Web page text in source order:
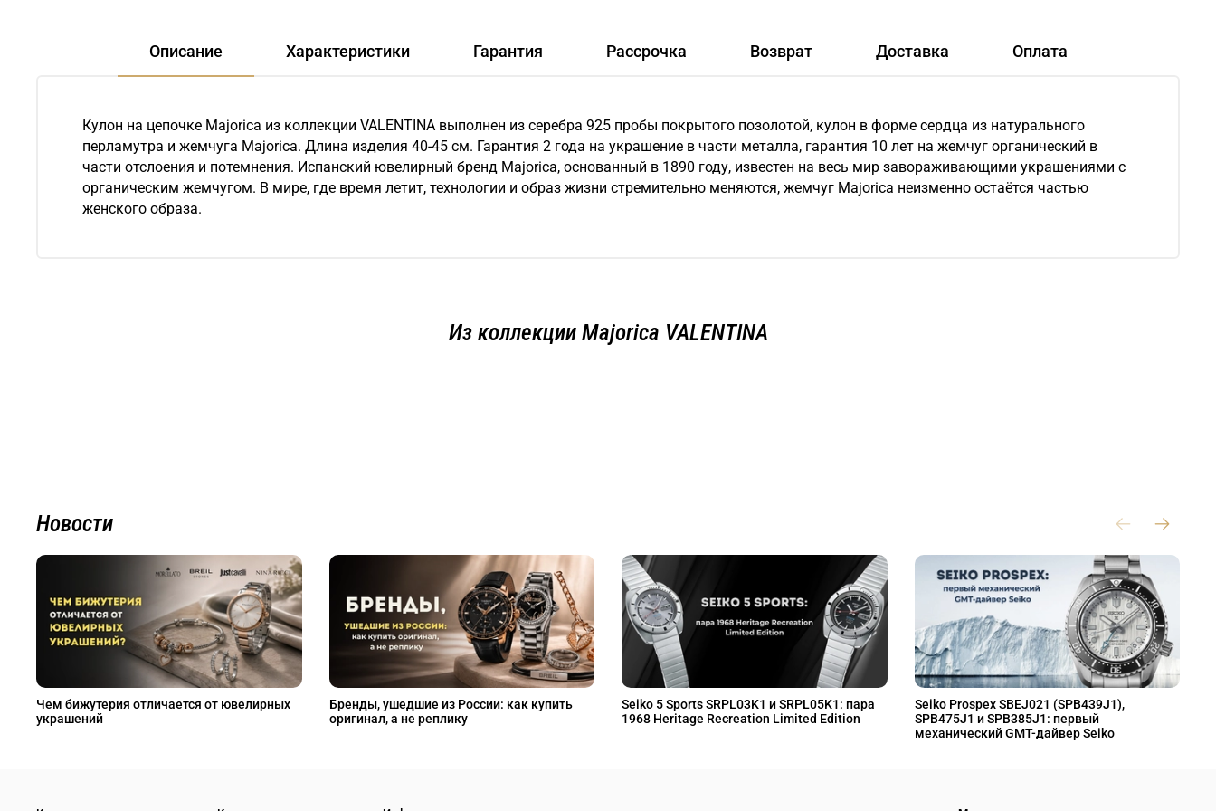
Описание Характеристики Гарантия Рассрочка Возврат Доставка Оплата
Кулон на цепочке Majorica из коллекции VALENTINA выполнен из серебра 925 пробы покрытого позолотой, кулон в форме сердца из натурального
перламутра и жемчуга Majorica. Длина изделия 40-45 см. Гарантия 2 года на украшение в части металла, гарантия 10 лет на жемчуг органический в
части отслоения и потемнения. Испанский ювелирный бренд Majorica, основанный в 1890 году, известен на весь мир завораживающими украшениями c
органическим жемчугом. В мире, где время летит, технологии и образ жизни стремительно меняются, жемчуг Majorica неизменно остаётся частью
женского образа.
Из коллекции Majorica VALENTINA
Новости
Чем бижутерия отличается от ювелирных
украшений
Бренды, ушедшие из России: как купить
оригинал, а не реплику
Seiko 5 Sports SRPL03K1 и SRPL05K1: пара
1968 Heritage Recreation Limited Edition
Seiko Prospex SBEJ021 (SPB439J1),
SPB475J1 и SPB385J1: первый
механический GMT-дайвер Seiko